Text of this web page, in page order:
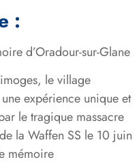
:
d’Oradour-sur-Glane
le village
expérience unique et
le tragique massacre
la Waffen SS le 10 juin
mémoire